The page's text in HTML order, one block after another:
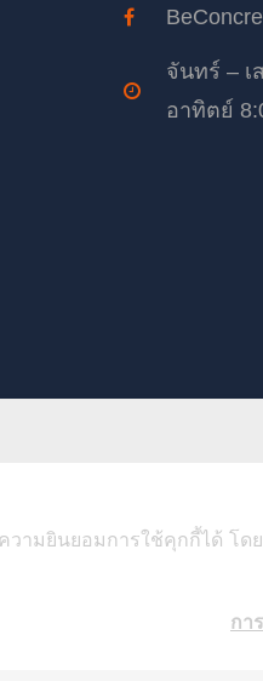
จันทร์ – เ
อาทิตย์
เว็บไซต์ให้ตรงกับใจคุณมากขึ้น แ
รณ์อะไรบ้าง แต่ทั้งหมดนี้คุณสาม
ามยินยอมการใช้คุกกี้ได้ โด
กา